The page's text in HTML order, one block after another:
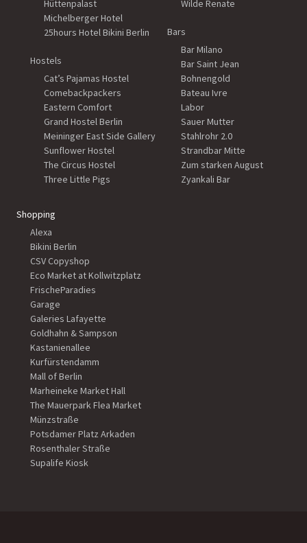
Hüttenpalast
Michelberger Hotel
25hours Hotel Bikini Berlin
Hostels
Cat’s Pajamas Hostel
Comebackpackers
Eastern Comfort
Grand Hostel Berlin
Meininger East Side Gallery
Sunflower Hostel
The Circus Hostel
Three Little Pigs
Wilde Renate
Bars
Bar Milano
Bar Saint Jean
Bohnengold
Bateau Ivre
Labor
Sauer Mutter
Stahlrohr 2.0
Strandbar Mitte
Zum starken August
Zyankali Bar
Shopping
Alexa
Bikini Berlin
CSV Copyshop
Eco Market at Kollwitzplatz
FrischeParadies
Garage
Galeries Lafayette
Goldhahn & Sampson
Kastanienallee
Kurfürstendamm
Mall of Berlin
Marheineke Market Hall
The Mauerpark Flea Market
Münzstraße
Potsdamer Platz Arkaden
Rosenthaler Straße
Supalife Kiosk